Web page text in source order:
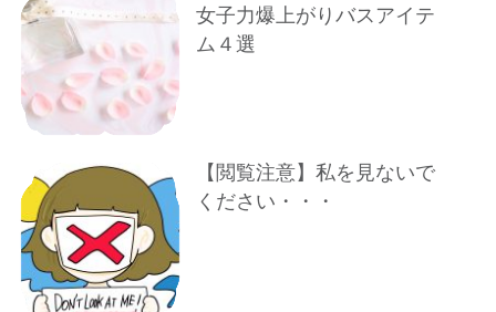
女子力爆上がりバスアイテ
ム４選
【閲覧注意】私を見ないで
ください・・・